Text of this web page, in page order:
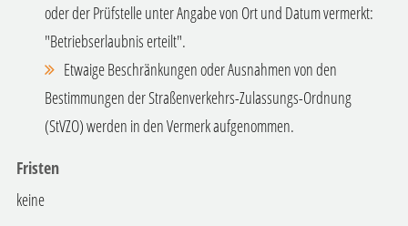
oder der Prüfstelle unter Angabe von Ort und Datum vermerkt:
"Betriebserlaubnis erteilt".
Etwaige Beschränkungen oder Ausnahmen von den
Bestimmungen der Straßenverkehrs-Zulassungs-Ordnung
(StVZO) werden in den Vermerk aufgenommen.
Fristen
keine